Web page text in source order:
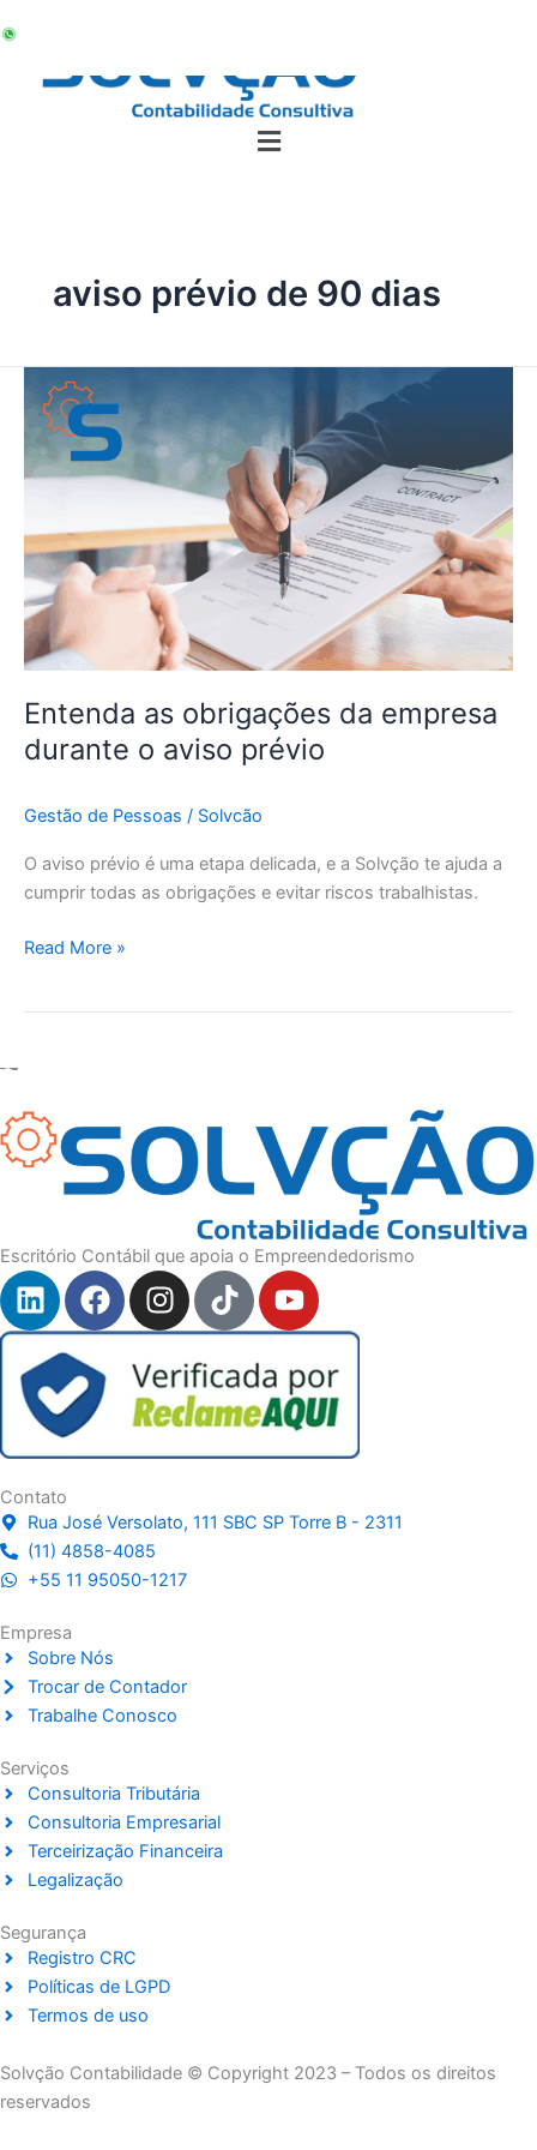
para
aviso prévio de 90 dias
Entenda as obrigações da empresa
durante o aviso prévio
Gestão de Pessoas / Solvcão
O aviso prévio é uma etapa delicada, e a Solvção te ajuda a
cumprir todas as obrigações e evitar riscos trabalhistas.
Entenda
as
obrigações
da
o
aviso
prévio
Read More »
Escritório Contábil que apoia o Empreendedorismo
L
i
n
k
e
d
i
n
F
a
c
e
b
o
I
n
s
t
a
g
r
m
T
i
k
t
o
k
Y
o
u
t
u
b
e
Contato
Rua José Versolato, 111 SBC SP Torre B - 2311
(11) 4858-4085
+55 11 95050-1217
Empresa
Sobre Nós
Trocar de Contador
Trabalhe Conosco
Serviços
Consultoria Tributária
Consultoria Empresarial
Terceirização Financeira
Legalização
Segurança
Registro CRC
Políticas de LGPD
Termos de uso
Solvção Contabilidade © Copyright 2023 – Todos os direitos
reservados